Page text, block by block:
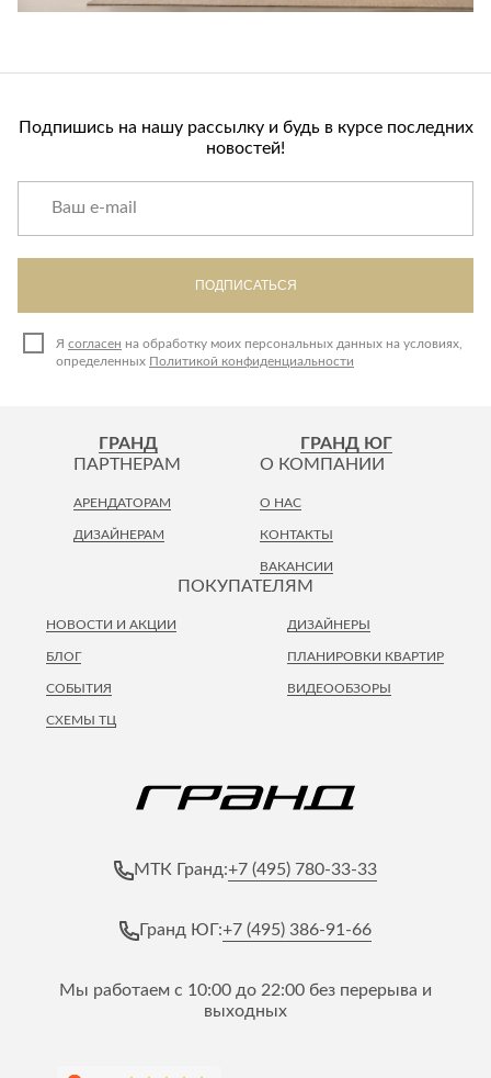
Подпишись на нашу рассылку и будь в курсе последних
новостей!
ПОДПИСАТЬСЯ
Я согласен на обработку моих персональных данных на условиях,
определенных Политикой конфиденциальности
ГРАНД ГРАНД ЮГ
ПОКУПАТЕЛЯМ
НОВОСТИ И АКЦИИ
ПЛАНИРОВКИ КВАРТИР
ВИДЕООБЗОРЫ
БЛОГ
СОБЫТИЯ
СХЕМЫ ТЦ
ДИЗАЙНЕРЫ
ПАРТНЕРАМ
АРЕНДАТОРАМ
ДИЗАЙНЕРАМ
О КОМПАНИИ
О НАС
КОНТАКТЫ
ВАКАНСИИ
МТК Гранд:+7 (495) 780-33-33
Гранд ЮГ:+7 (495) 386-91-66
Мы работаем с 10:00 до 22:00 без перерыва и
выходных